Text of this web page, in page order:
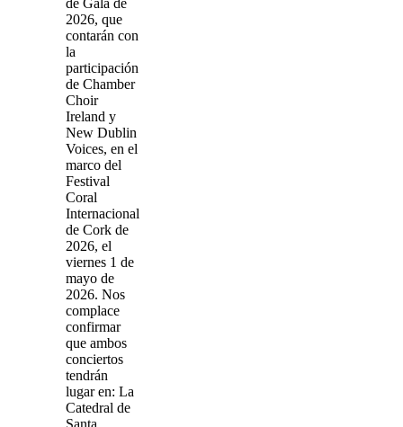
de Gala de
2026, que
contarán con
la
participación
de Chamber
Choir
Ireland y
New Dublin
Voices, en el
marco del
Festival
Coral
Internacional
de Cork de
2026, el
viernes 1 de
mayo de
2026. Nos
complace
confirmar
que ambos
conciertos
tendrán
lugar en: La
Catedral de
Santa